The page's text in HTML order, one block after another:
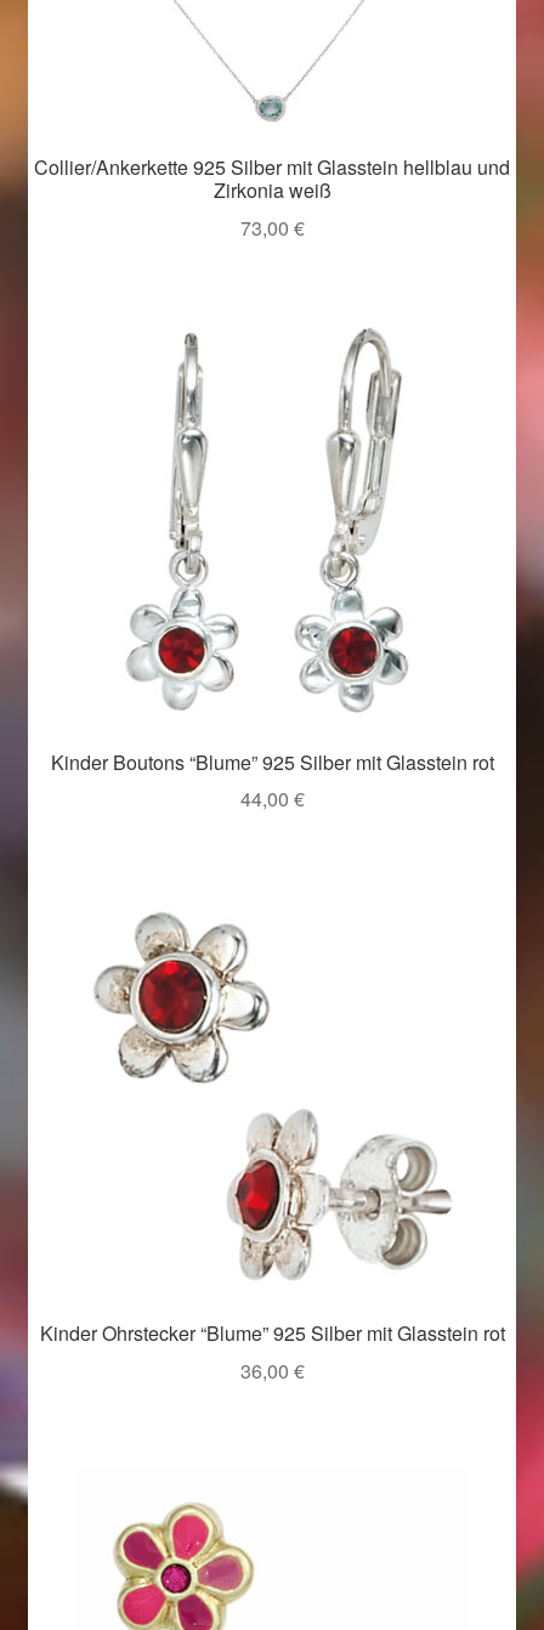
Collier/Ankerkette 925 Silber mit Glasstein hellblau und
Zirkonia weiß
73,00 €
Kinder Boutons “Blume” 925 Silber mit Glasstein rot
44,00 €
Kinder Ohrstecker “Blume” 925 Silber mit Glasstein rot
36,00 €